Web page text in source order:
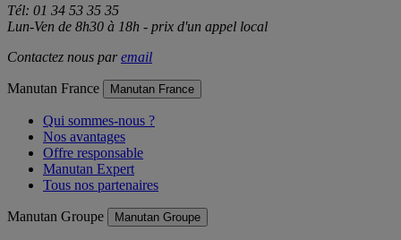
Tél: 01 34 53 35 35
Lun-Ven de 8h30 à 18h - prix d'un appel local
Contactez nous paremail
Manutan France Manutan France
Qui sommes-nous ?
Nos avantages
Offre responsable
Manutan Expert
Tous nos partenaires
Manutan Groupe Manutan Groupe